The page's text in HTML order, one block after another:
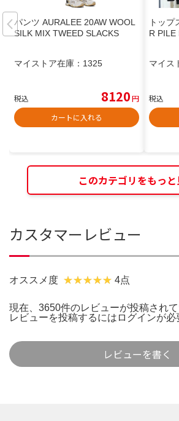
パンツ AURALEE 20AW WOOL
SILK MIX TWEED SLACKS
マイストア在庫： 1325
税込 8120円
カートに入れる
トップ
R PILE
マイス
税込
このカテゴリをもっと
カスタマーレビュー
オススメ度 4点
現在、3650件のレビューが投稿されて
レビューを投稿するには ログインが必
レビューを書く